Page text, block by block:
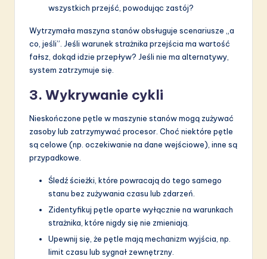
wszystkich przejść, powodując zastój?
Wytrzymała maszyna stanów obsługuje scenariusze „a
co, jeśli”. Jeśli warunek strażnika przejścia ma wartość
fałsz, dokąd idzie przepływ? Jeśli nie ma alternatywy,
system zatrzymuje się.
3. Wykrywanie cykli
Nieskończone pętle w maszynie stanów mogą zużywać
zasoby lub zatrzymywać procesor. Choć niektóre pętle
są celowe (np. oczekiwanie na dane wejściowe), inne są
przypadkowe.
Śledź ścieżki, które powracają do tego samego
stanu bez zużywania czasu lub zdarzeń.
Zidentyfikuj pętle oparte wyłącznie na warunkach
strażnika, które nigdy się nie zmieniają.
Upewnij się, że pętle mają mechanizm wyjścia, np.
limit czasu lub sygnał zewnętrzny.